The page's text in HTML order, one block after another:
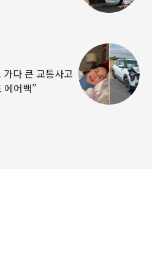
다 큰 교통사고
에어백”